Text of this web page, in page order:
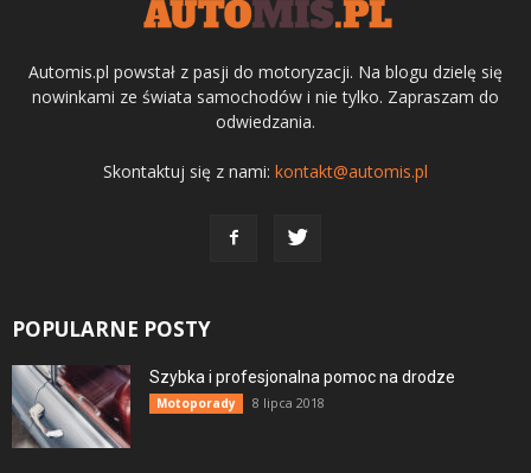
Automis.pl powstał z pasji do motoryzacji. Na blogu dzielę się
nowinkami ze świata samochodów i nie tylko. Zapraszam do
odwiedzania.
Skontaktuj się z nami: kontakt@automis.pl
POPULARNE POSTY
Szybka i profesjonalna pomoc na drodze
Motoporady 8 lipca 2018